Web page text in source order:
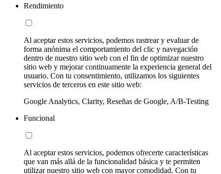
Rendimiento
Al aceptar estos servicios, podemos rastrear y evaluar de
forma anónima el comportamiento del clic y navegación
dentro de nuestro sitio web con el fin de optimizar nuestro
sitio web y mejorar continuamente la experiencia general del
usuario. Con tu consentimiento, utilizamos los siguientes
servicios de terceros en este sitio web:
Google Analytics, Clarity, Reseñas de Google, A/B-Testing
Funcional
Al aceptar estos servicios, podemos ofrecerte características
que van más allá de la funcionalidad básica y te permiten
utilizar nuestro sitio web con mayor comodidad. Con tu